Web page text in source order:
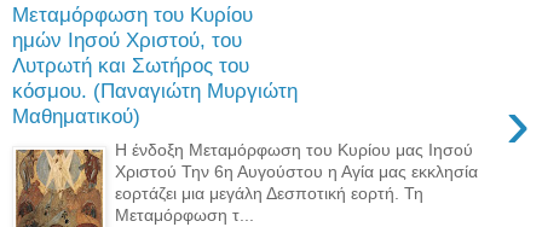
Μεταμόρφωση του Κυρίου
ημών Ιησού Χριστού, του
Λυτρωτή και Σωτήρος του
κόσμου. (Παναγιώτη Μυργιώτη
Μαθηματικού)
›
Η ένδοξη Μεταμόρφωση του Κυρίου μας Ιησού
Χριστού Την 6η Αυγούστου η Αγία μας εκκλησία
εορτάζει μια μεγάλη Δεσποτική εορτή. Τη
Μεταμόρφωση τ...